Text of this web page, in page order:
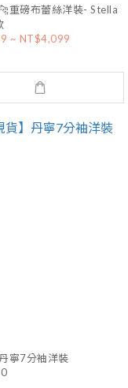
🐆重磅布蕾絲洋裝- Stella
~ NT$4,099
寧7分袖洋裝